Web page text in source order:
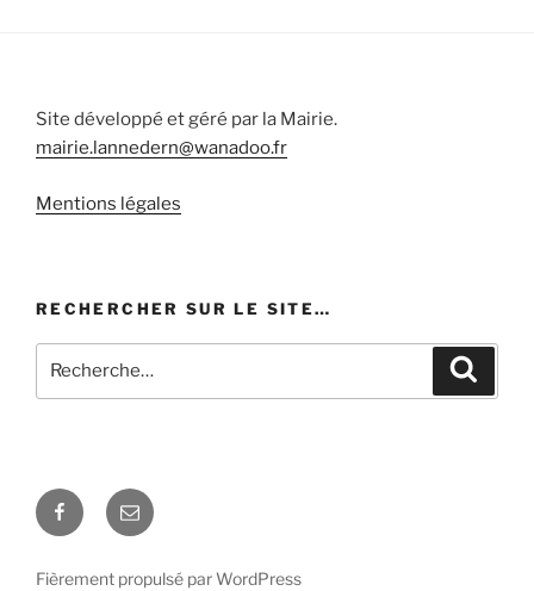
Site développé et géré par la Mairie.
mairie.lannedern@wanadoo.fr
Mentions légales
RECHERCHER SUR LE SITE…
pour
Facebook
E-
mail
Fièrement propulsé par WordPress